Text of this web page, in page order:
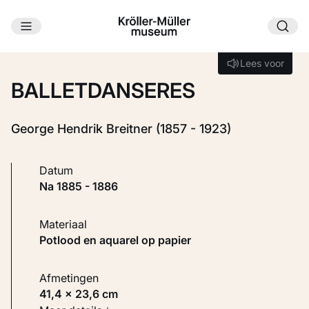
Ga naar hoofdinhoud
Lees voor
Lees voor
BALLETDANSERES
George Hendrik Breitner (1857 - 1923)
Datum
na 1885 - 1886
Materiaal
Potlood en aquarel op papier
Afmetingen
41,4 × 23,6 cm